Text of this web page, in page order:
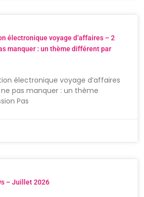
électronique voyage d’affaires – 2
manquer : un thème différent par
électronique voyage d’affaires
pas manquer : un thème
Pas
– Juillet 2026